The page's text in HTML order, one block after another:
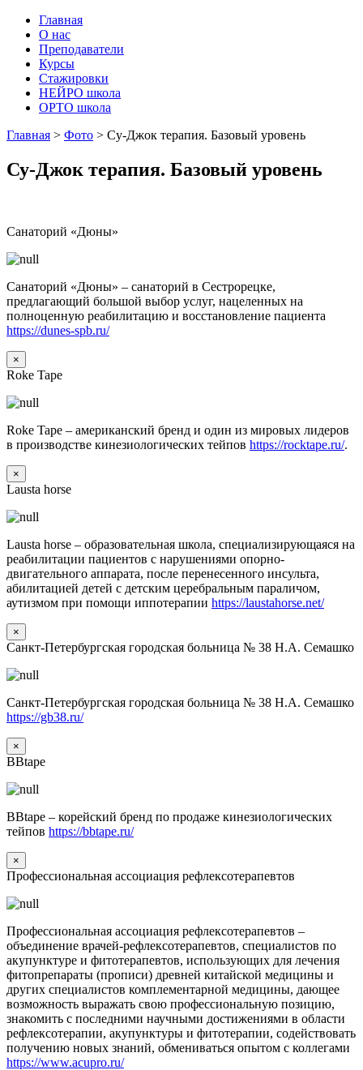
Главная
О нас
Преподаватели
Курсы
Стажировки
НЕЙРО школа
ОРТО школа
Главная > Фото > Су-Джок терапия. Базовый уровень
Су-Джок терапия. Базовый уровень
Санаторий «Дюны»
Санаторий «Дюны» – санаторий в Сестрорецке,
предлагающий большой выбор услуг, нацеленных на
полноценную реабилитацию и восстановление пациента
https://dunes-spb.ru/
×
Roke Tape
Roke Tape – американский бренд и один из мировых лидеров
в производстве кинезиологических тейпов https://rocktape.ru/.
×
Lausta horse
Lausta horse – образовательная школа, специализирующаяся на
реабилитации пациентов с нарушениями опорно-
двигательного аппарата, после перенесенного инсульта,
абилитацией детей с детским церебральным параличом,
аутизмом при помощи иппотерапии https://laustahorse.net/
×
Санкт-Петербургская городская больница № 38 Н.А. Семашко
Санкт-Петербургская городская больница № 38 Н.А. Семашко
https://gb38.ru/
×
BBtape
BBtape – корейский бренд по продаже кинезиологических
тейпов https://bbtape.ru/
×
Профессиональная ассоциация рефлексотерапевтов
Профессиональная ассоциация рефлексотерапевтов –
объединение врачей-рефлексотерапевтов, специалистов по
акупунктуре и фитотерапевтов, использующих для лечения
фитопрепараты (прописи) древней китайской медицины и
других специалистов комплементарной медицины, дающее
возможность выражать свою профессиональную позицию,
знакомить с последними научными достижениями в области
рефлексотерапии, акупунктуры и фитотерапии, содействовать
получению новых знаний, обмениваться опытом с коллегами
https://www.acupro.ru/